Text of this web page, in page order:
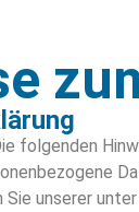
folgenden
unserer